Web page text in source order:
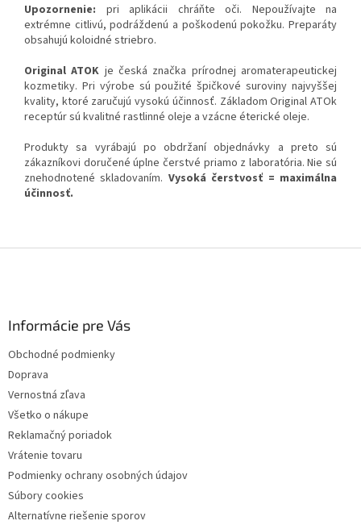
Upozornenie: pri aplikácii chráňte oči. Nepoužívajte na
extrémne citlivú, podráždenú a poškodenú pokožku. Preparáty
obsahujú koloidné striebro.
Original ATOK je česká značka prírodnej aromaterapeutickej
kozmetiky. Pri výrobe sú použité špičkové suroviny najvyššej
kvality, ktoré zaručujú vysokú účinnosť. Základom Original ATOk
receptúr sú kvalitné rastlinné oleje a vzácne éterické oleje.
Produkty sa vyrábajú po obdržaní objednávky a preto sú
zákazníkovi doručené úplne čerstvé priamo z laboratória. Nie sú
znehodnotené skladovaním. Vysoká čerstvosť = maximálna
účinnosť.
Informácie pre Vás
Obchodné podmienky
Doprava
Vernostná zľava
Všetko o nákupe
Reklamačný poriadok
Vrátenie tovaru
Podmienky ochrany osobných údajov
Súbory cookies
Alternatívne riešenie sporov